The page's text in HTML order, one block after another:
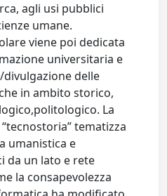
agli usi pubblici
umane.
viene poi dedicata
universitaria e
delle
in ambito storico,
La
tematizza
umanistica e
da un lato e rete
la consapevolezza